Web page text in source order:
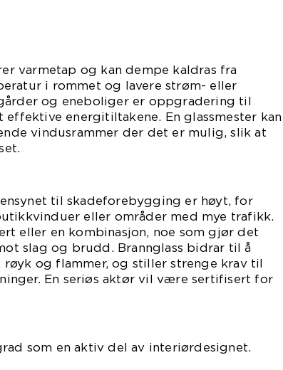
varmetap og kan dempe kaldras fra
i rommet og lavere strøm- eller
og eneboliger er oppgradering til
energitiltakene. En glassmester kan
vindusrammer der det er mulig, slik at
til skadeforebygging er høyt, for
eller områder med mye trafikk.
eller en kombinasjon, noe som gjør det
slag og brudd. Brannglass bidrar til å
røyk og flammer, og stiller strenge krav til
En seriøs aktør vil være sertifisert for
som en aktiv del av interiørdesignet.